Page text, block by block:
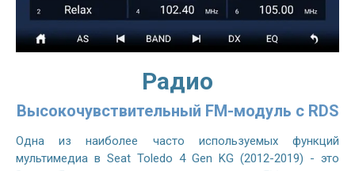
Радио
Высокочувствительный FM-модуль с RDS
Одна из наиболее часто используемых функций
мультимедиа в Seat Toledo 4 Gen KG (2012-2019) - это